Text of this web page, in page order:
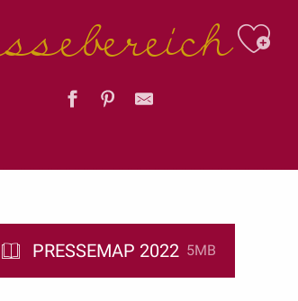
PRESSEMAP 2022 5MB